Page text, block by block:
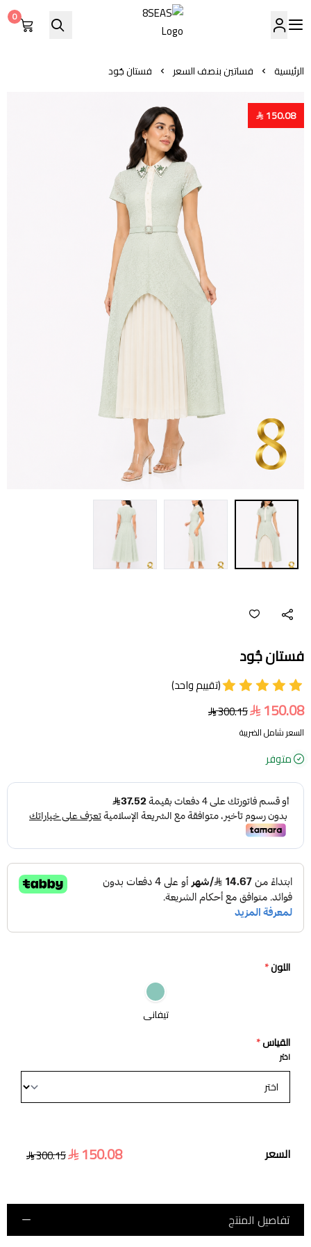
8SEAS
0
الرئيسية فساتين بنصف السعر فستان جُود
150.08
فستان جُود
(تقييم واحد)
150.08
300.15
السعر شامل الضريبة
متوفر
اللون*
تيفاني
القياس*
اختر
السعر 150.08
300.15
تفاصيل المنتج